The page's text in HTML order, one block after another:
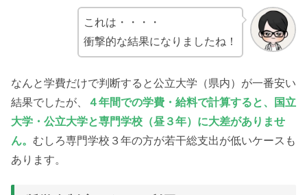
これは・・・・
衝撃的な結果になりましたね！
なんと学費だけで判断すると公立大学（県内）が一番安い
結果でしたが、
４年間での学費・給料で計算すると、国立
大学・公立大学と専門学校（昼３年）に大差がありませ
ん。 むしろ専門学校３年の方が若干総支出が低いケースも
あります。